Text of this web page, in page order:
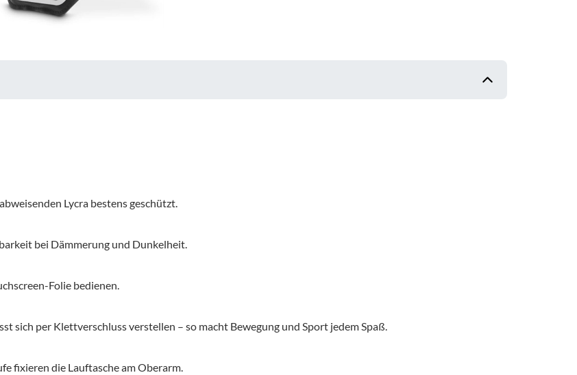
Lycra bestens geschützt.
bei Dämmerung und Dunkelheit.
Folie bedienen.
sich per Klettverschluss verstellen – so macht Bewegung und Sport jedem Spaß.
fixieren die Lauftasche am Oberarm.